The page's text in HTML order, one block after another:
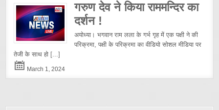
गरुण देव ने किया राममन्दिर का
दर्शन !
अयोध्या। भगवान राम लला के गर्भ गृह में एक पक्षी ने की
परिक्रमा, पक्षी के परिक्रमा का वीडियो सोशल मीडिया पर
तेजी के साथ हो [...]
March 1, 2024